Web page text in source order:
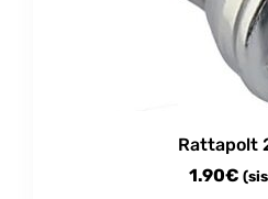
Rattapolt
1.90€